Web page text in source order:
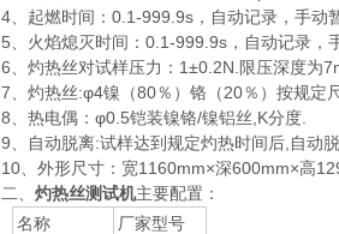
4、起燃时间：0.1-999.9s，自动记录，手动
5、火焰熄灭时间：0.1-999.9s，自动记录，
6、灼热丝对试样压力：1±0.2N.限压深度为
7、灼热丝:φ4镍（80％）铬（20％）按规定
8、热电偶：φ0.5铠装镍铬/镍铝丝,K分度.
9、自动脱离:试样达到规定灼热时间后,自动
10、外形尺寸：宽1160mm×深600mm×高
二、 灼热丝测试机主要配置：
名称
厂家型号